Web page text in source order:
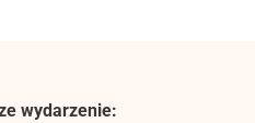
wydarzenie: